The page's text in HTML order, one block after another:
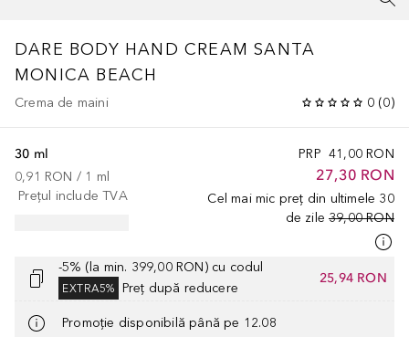
DARE BODY HAND CREAM SANTA
MONICA BEACH
Crema de maini 0 (0)
PRP 41,00 RON
27,30 RON
Cel mai mic preț din ultimele 30
de zile 39,00 RON
30 ml
0,91 RON / 1 ml
Prețul include TVA
-5% (la min. 399,00 RON) cu codul
EXTRA5% Preț după reducere
25,94 RON
Promoție disponibilă până pe 12.08